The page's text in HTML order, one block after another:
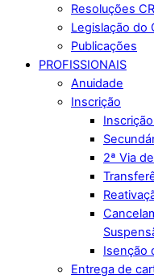
Resoluções
Legislação do
Publicações
PROFISSIONAIS
Anuidade
Inscrição
2ª Via
Isenção
Entrega de